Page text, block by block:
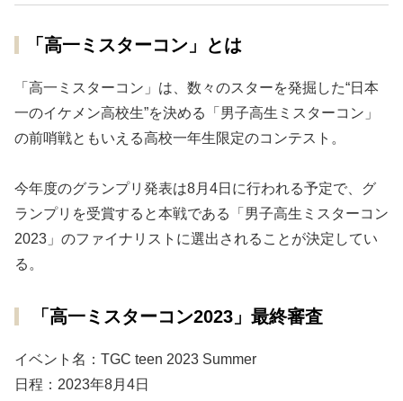
「高一ミスターコン」とは
「高一ミスターコン」は、数々のスターを発掘した“日本
一のイケメン高校生”を決める「男子高生ミスターコン」
の前哨戦ともいえる高校一年生限定のコンテスト。
今年度のグランプリ発表は8月4日に行われる予定で、グ
ランプリを受賞すると本戦である「男子高生ミスターコン
2023」のファイナリストに選出されることが決定してい
る。
「高一ミスターコン2023」最終審査
イベント名：TGC teen 2023 Summer
日程：2023年8月4日